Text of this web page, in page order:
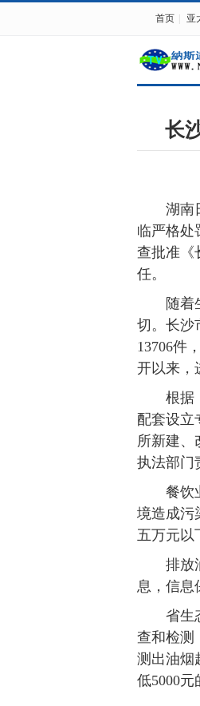
首页 亚
长
湖南日
临严格处
查批准《
任。
随着生
切。长沙
13706件
开以来，
根据《
配套设立
所新建、
执法部门
餐饮业
境造成污
五万元以
排放油
息，信息
省生态
查和检测
测出油烟
低5000元